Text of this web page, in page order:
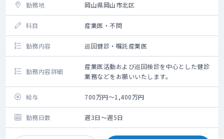
勤務地 岡山県岡山市北区
科目 産業医・不問
勤務内容 巡回健診・嘱託産業医
勤務内容詳細
産業医活動および巡回検診を中心とした健診
業務などをお願いいたします。
給与 700万円～1,400万円
勤務日数 週3日～週5日